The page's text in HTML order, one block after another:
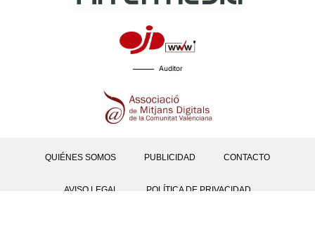
Auditor
QUIÉNES SOMOS PUBLICIDAD CONTACTO
AVISO LEGAL POLÍTICA DE PRIVACIDAD